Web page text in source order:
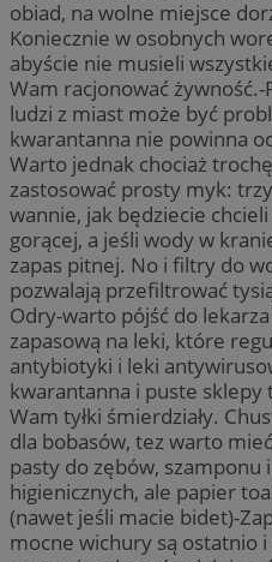
obiad, na wolne miejsce
Koniecznie w osobnych
abyście nie musieli
Wam racjonować
ludzi z miast może być
kwarantanna nie powinna
Warto jednak chociaż
zastosować prosty myk:
wannie, jak będziecie
gorącej, a jeśli wody w
zapas pitnej. No i filtry do
pozwalają przefiltrować
Odry-warto pójść do
zapasową na leki, które
antybiotyki i leki
kwarantanna i puste sklepy
Wam tyłki śmierdziały.
dla bobasów, tez warto
pasty do zębów, szamponu
higienicznych, ale papier
(nawet jeśli macie bidet)-
mocne wichury są ostatnio